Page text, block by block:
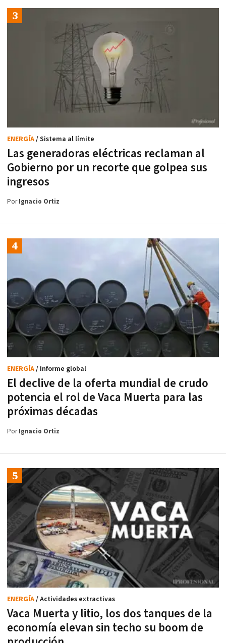
Las generadoras eléctricas reclaman al
Gobierno por un recorte que golpea sus
ingresos
ENERGÍA/ Sistema al límite
PorIgnacio Ortiz
El declive de la oferta mundial de crudo
potencia el rol de Vaca Muerta para las
próximas décadas
ENERGÍA/ Informe global
PorIgnacio Ortiz
Vaca Muerta y litio, los dos tanques de la
economía elevan sin techo su boom de
ENERGÍA/ Actividades extractivas